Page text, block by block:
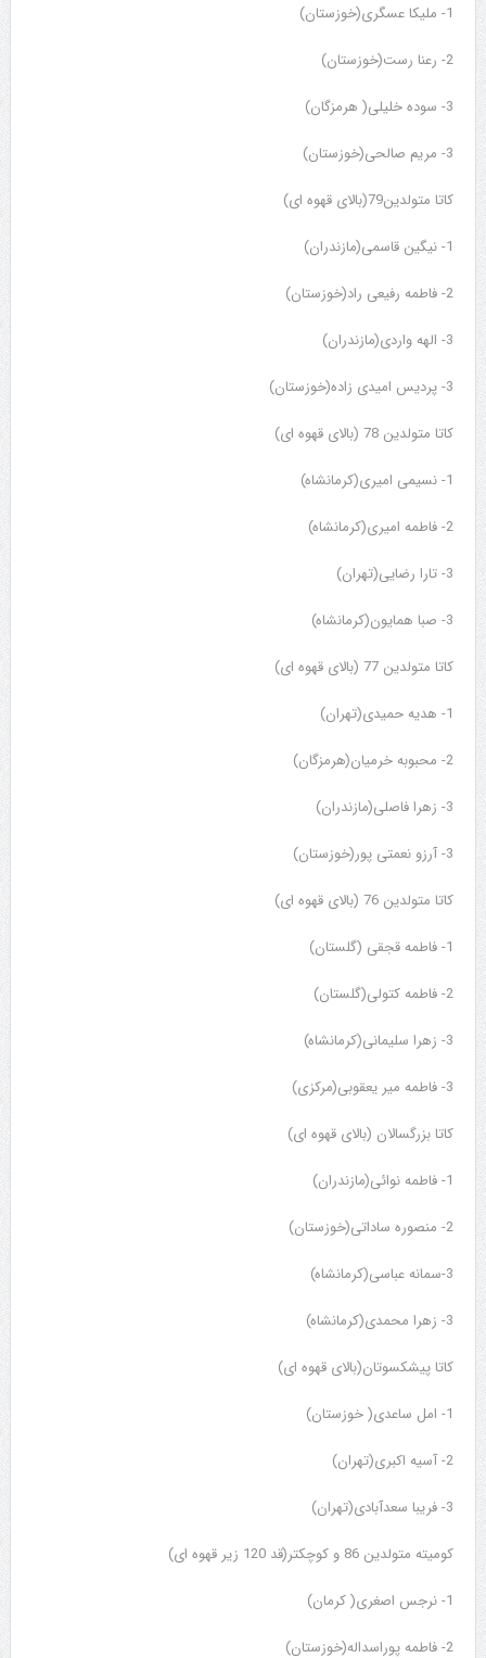
1- ملیکا عسگری(خوزستان)
2- رعنا رست(خوزستان)
3- سوده خلیلی( هرمزگان)
3- مریم صالحی(خوزستان)
کاتا متولدین79(بالای قهوه ای)
1- نیگین قاسمی(مازندران)
2- فاطمه رفیعی راد(خوزستان)
3- الهه واردی(مازندران)
3- پردیس امیدی زاده(خوزستان)
کاتا متولدین 78 (بالای قهوه ای)
1- نسیمی امیری(کرمانشاه)
2- فاطمه امیری(کرمانشاه)
3- تارا رضایی(تهران)
3- صبا همایون(کرمانشاه)
کاتا متولدین 77 (بالای قهوه ای)
1- هدیه حمیدی(تهران)
2- محبوبه خرمیان(هرمزگان)
3- زهرا فاصلی(مازندران)
3- آرزو نعمتی پور(خوزستان)
کاتا متولدین 76 (بالای قهوه ای)
1- فاطمه قجقی (گلستان)
2- فاطمه کتولی(گلستان)
3- زهرا سلیمانی(کرمانشاه)
3- فاطمه میر یعقوبی(مرکزی)
کاتا بزرگسالان (بالای قهوه ای)
1- فاطمه نوائی(مازندران)
2- منصوره ساداتی(خوزستان)
3-سمانه عباسی(کرمانشاه)
3- زهرا محمدی(کرمانشاه)
کاتا پیشکسوتان(بالای قهوه ای)
1- امل ساعدی( خوزستان)
2- آسیه اکبری(تهران)
3- فریبا سعدآبادی(تهران)
کومیته متولدین 86 و کوچکتر(قد 120 زیر قهوه ای)
1- نرجس اصغری( کرمان)
2- فاطمه پوراسداله(خوزستان)